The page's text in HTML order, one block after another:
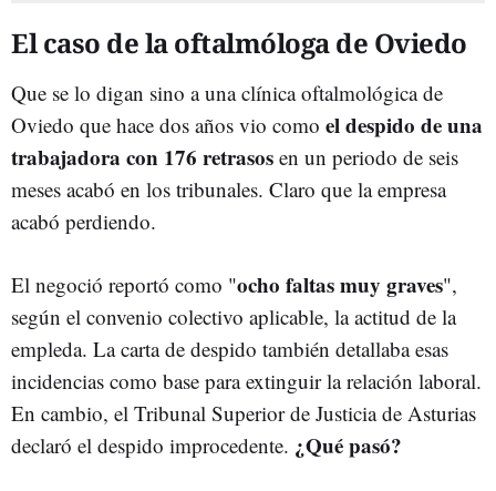
El caso de la oftalmóloga de Oviedo
Que se lo digan sino a una clínica oftalmológica de
Oviedo que hace dos años vio como el despido de una
trabajadora con 176 retrasos en un periodo de seis
meses acabó en los tribunales. Claro que la empresa
acabó perdiendo.
El negoció reportó como "ocho faltas muy graves",
según el convenio colectivo aplicable, la actitud de la
empleda. La carta de despido también detallaba esas
incidencias como base para extinguir la relación laboral.
En cambio, el Tribunal Superior de Justicia de Asturias
declaró el despido improcedente. ¿Qué pasó?